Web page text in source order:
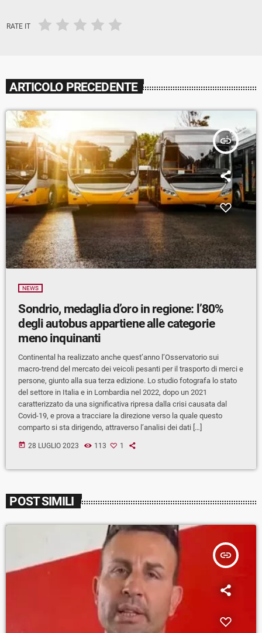
RATE IT
ARTICOLO PRECEDENTE
insert_link
NEWS
Sondrio, medaglia d’oro in regione: l’80%
degli autobus appartiene alle categorie
meno inquinanti
Continental ha realizzato anche quest’anno l’Osservatorio sui
macro-trend del mercato dei veicoli pesanti per il trasporto di merci e
persone, giunto alla sua terza edizione. Lo studio fotografa lo stato
del settore in Italia e in Lombardia nel 2022, dopo un 2021
caratterizzato da una significativa ripresa dalla crisi causata dal
Covid-19, e prova a tracciare la direzione verso la quale questo
comparto si sta dirigendo, attraverso l’analisi dei dati […]
today 28 LUGLIO 2023 113 1
POST SIMILI
insert_link